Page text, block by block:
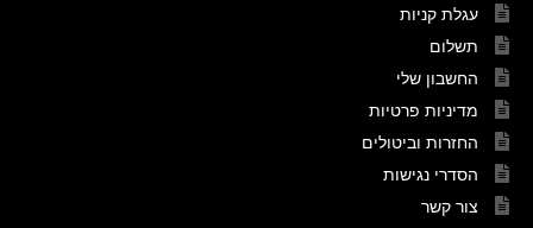
עגלת קניות
תשלום
החשבון שלי
מדיניות פרטיות
החזרות וביטולים
הסדרי נגישות
צור קשר